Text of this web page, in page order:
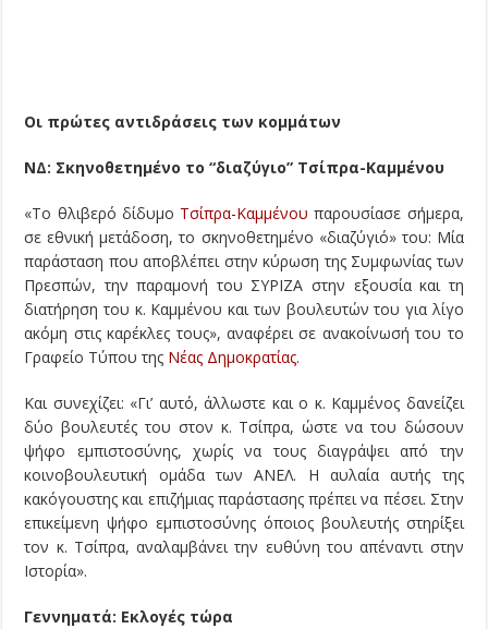
Οι πρώτες αντιδράσεις των κομμάτων
ΝΔ: Σκηνοθετημένο το “διαζύγιο” Τσίπρα-Καμμένου
«Το θλιβερό δίδυμο Τσίπρα-Καμμένου παρουσίασε σήμερα,
σε εθνική μετάδοση, το σκηνοθετημένο «διαζύγιό» του: Μία
παράσταση που αποβλέπει στην κύρωση της Συμφωνίας των
Πρεσπών, την παραμονή του ΣΥΡΙΖΑ στην εξουσία και τη
διατήρηση του κ. Καμμένου και των βουλευτών του για λίγο
ακόμη στις καρέκλες τους», αναφέρει σε ανακοίνωσή του το
Γραφείο Τύπου της Νέας Δημοκρατίας.
Και συνεχίζει: «Γι’ αυτό, άλλωστε και ο κ. Καμμένος δανείζει
δύο βουλευτές του στον κ. Τσίπρα, ώστε να του δώσουν
ψήφο εμπιστοσύνης, χωρίς να τους διαγράψει από την
κοινοβουλευτική ομάδα των ΑΝΕΛ. Η αυλαία αυτής της
κακόγουστης και επιζήμιας παράστασης πρέπει να πέσει. Στην
επικείμενη ψήφο εμπιστοσύνης όποιος βουλευτής στηρίξει
τον κ. Τσίπρα, αναλαμβάνει την ευθύνη του απέναντι στην
Ιστορία».
Γεννηματά: Εκλογές τώρα